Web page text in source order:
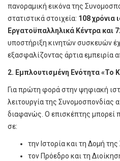
πανοραμική εικόνα της
στατιστικά στοιχεία: 108 χρόνια
Εργατοϋπαλληλικά Κέντρα και
υποστήριξη κινητών συσκευών
εξασφαλίζοντας άρτια εμπειρία
2. Εμπλουτισμένη Ενότητα «Το
Για πρώτη φορά στην ψηφιακή
λειτουργία της Συνομοσπονδίας
διαφανώς. Ο επισκέπτης μπορεί
σε:
την Ιστορία και τη Δομή
τον Πρόεδρο και τη